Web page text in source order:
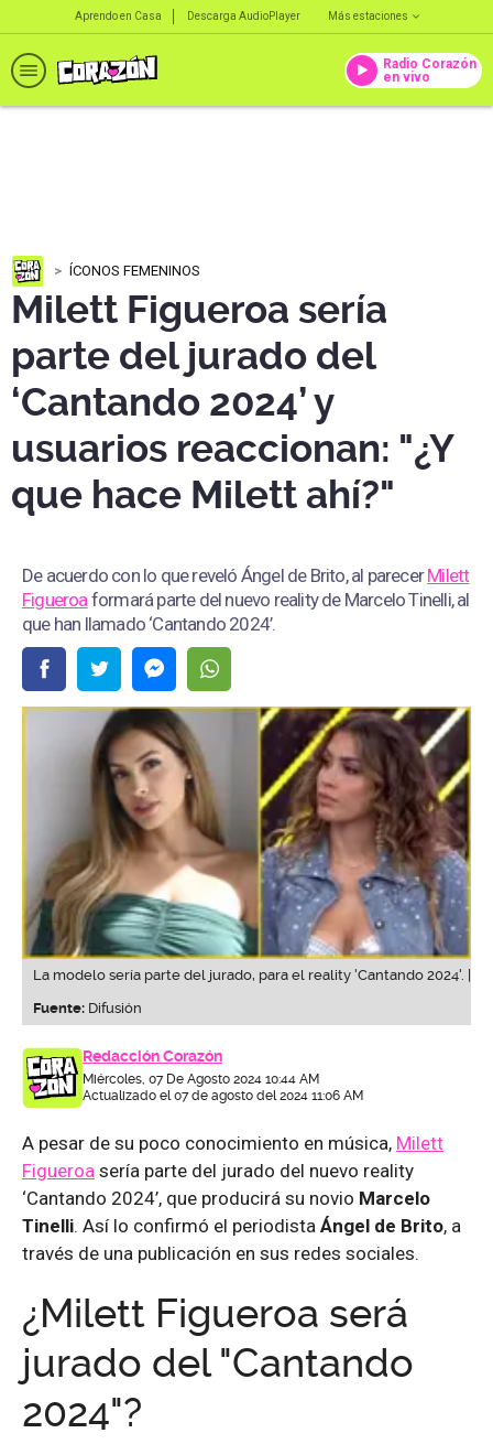
Aprendo en Casa Descarga AudioPlayer Más estaciones
Radio Corazón
en vivo
ÍCONOS FEMENINOS
Milett Figueroa sería
parte del jurado del
‘Cantando 2024’ y
usuarios reaccionan: "¿Y
que hace Milett ahí?"
De acuerdo con lo que reveló Ángel de Brito, al parecerMilett
Figueroa formará parte del nuevo reality de Marcelo Tinelli, al
que han llamado ‘Cantando 2024’.
La modelo sería parte del jurado, para el reality 'Cantando 2024'. |
Fuente: Difusión
Redacción Corazón
Miércoles, 07 De Agosto 2024 10:44 AM
Actualizado el 07 de agosto del 2024 11:06 AM
A pesar de su poco conocimiento en música, Milett
Figueroa sería parte del jurado del nuevo reality
‘Cantando 2024’, que producirá su novio Marcelo
Tinelli. Así lo confirmó el periodista Ángel de Brito, a
través de una publicación en sus redes sociales.
¿Milett Figueroa será
jurado del "Cantando
2024"?